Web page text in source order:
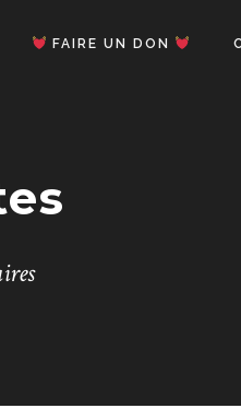
FAIRE UN DON